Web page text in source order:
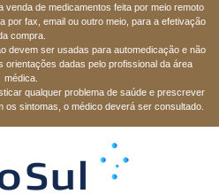
venda de medicamentos feita por meio remoto
por fax, email ou outro meio, para a efetivação
compra.
devem ser usadas para automedicação e não
orientações dadas pelo profissional da área
médica.
qualquer problema de saúde e prescrever
os sintomas, o médico deverá ser consultado.